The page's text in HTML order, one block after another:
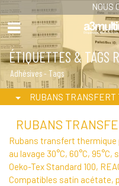
NOUS
ÉTIQUETTES & TAGS
Adhésives - Tags
RUBANS
RUBANS
Rubans transfert
au lavage 30°C, 60°C,
Oeko-Tex Standard 100,
Compatibles satin acétate,